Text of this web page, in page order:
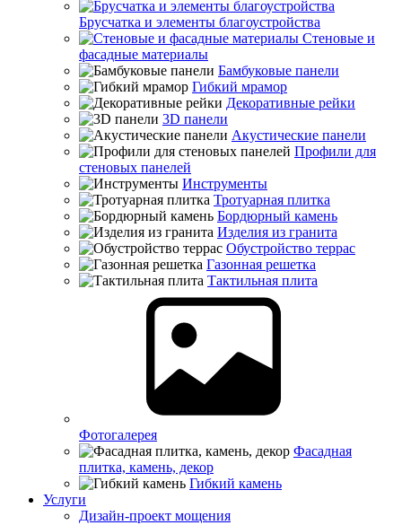
Брусчатка и элементы благоустройства
Стеновые и
фасадные материалы
Бамбуковые панели
Гибкий мрамор
Декоративные рейки
3D панели
Акустические панели
Профили для
стеновых панелей
Инструменты
Тротуарная плитка
Бордюрный камень
Изделия из гранита
Обустройство террас
Газонная решетка
Тактильная плита
Фотогалерея
Фасадная
плитка, камень, декор
Гибкий камень
Услуги
Дизайн-проект мощения